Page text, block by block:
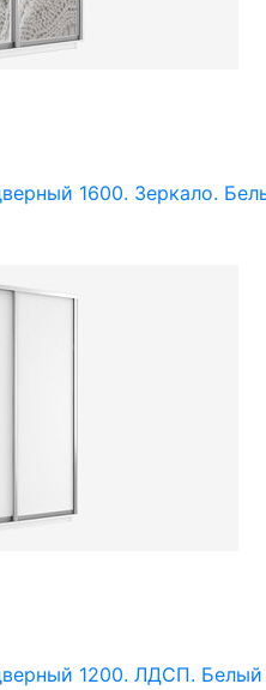
1600. Зеркало.
1200. ЛДСП. Белый